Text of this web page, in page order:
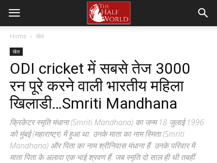
Home खेल
खेल
ODI cricket में सबसे तेज 3000
रन पूरे करने वाली भारतीय महिला
खिलाडी…Smriti Mandhana
क्रिकेटर स्मृति मंधाना (Smriti Mandhana) का जन्म 18 जुलाई 1996
को मुंबई (महाराष्ट्र) में हुआ था. उनके माता का नाम स्मिता (Smriti
Mandhana) और पिता का नाम श्रीनिवास मंधाना हैं. उनके परिवार में
माता पिता के अलावा एक भाई श्रवण हैं. जब स्मृति दो साल ही थी तबहीं